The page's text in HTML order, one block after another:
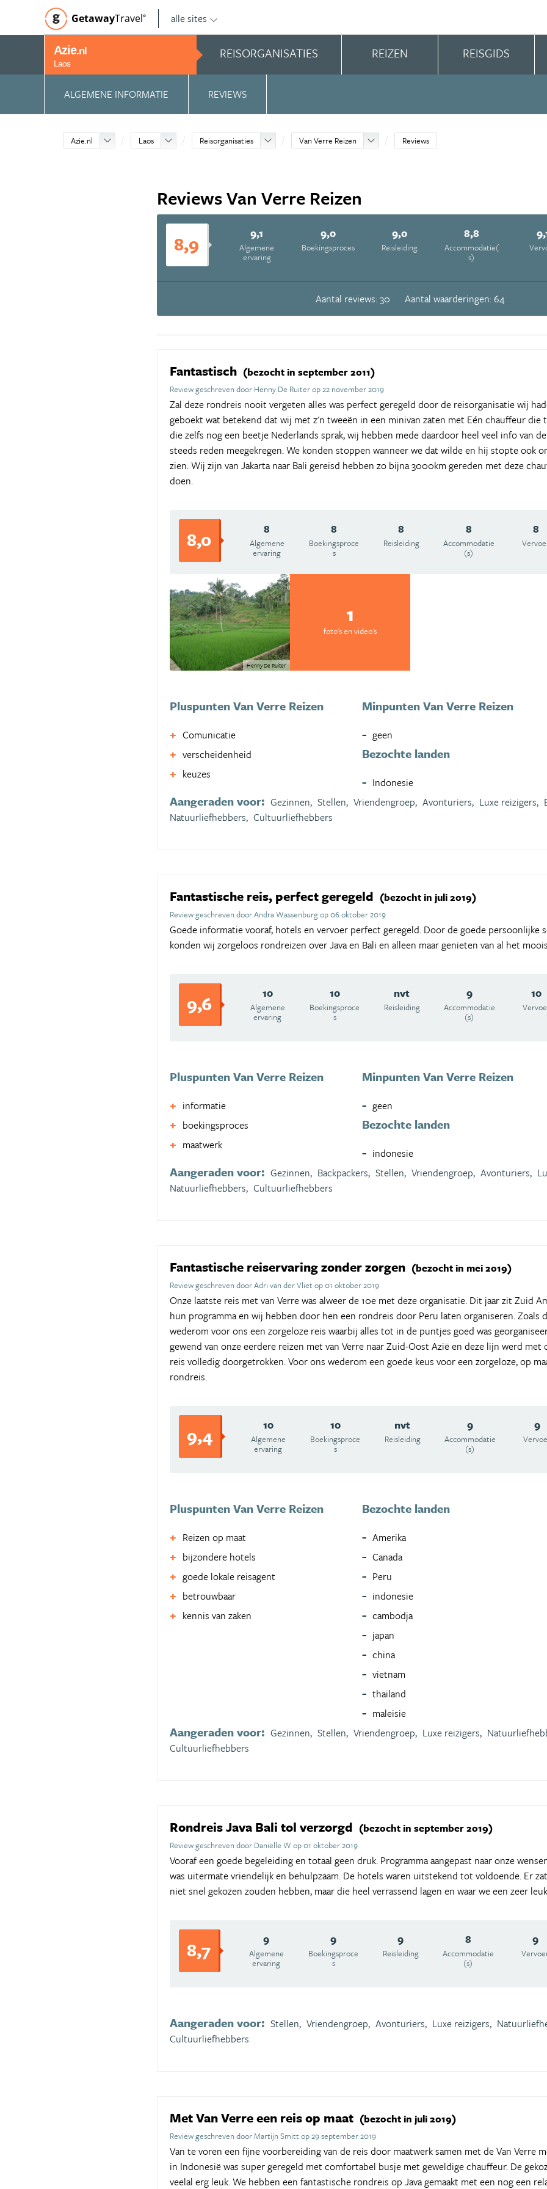
GetawayTravel© alle sites
Azie.nl
Laos
REISORGANISATIES REIZEN REISGIDS
ALGEMENE INFORMATIE REVIEWS
Azie.nl Laos Reisorganisaties Van Verre Reizen Reviews
Reviews Van Verre Reizen
8,9 9,1
Algemene
ervaring
9,0
Boekingsproces
9,0
Reisleiding
8,8
Accommodatie(
s)
Aantal reviews: 30 Aantal waarderingen: 64
Fantastisch (bezocht in september 2011)
Review geschreven door Henny De Ruiter op 22 november 2019
Zal deze rondreis nooit vergeten alles was perfect geregeld door de reisorganisatie wij
geboekt wat betekend dat wij met z'n tweeën in een minivan zaten met Eén chauffeur die
die zelfs nog een beetje Nederlands sprak, wij hebben mede daardoor heel veel info van
steeds reden meegekregen. We konden stoppen wanneer we dat wilde en hij stopte ook
zien. Wij zijn van Jakarta naar Bali gereisd hebben zo bijna 3000km gereden met deze
doen.
8,0 8
Algemene
ervaring
8
Boekingsproce
s
8
Reisleiding
8
Accommodatie
(s)
8
Henny De Ruiter
1
foto's en video's
Pluspunten Van Verre Reizen
Comunicatie
verscheidenheid
keuzes
Minpunten Van Verre Reizen
geen
Bezochte landen
Indonesie
Aangeraden voor: Gezinnen, Stellen, Vriendengroep, Avonturiers, Luxe reizigers,
Natuurliefhebbers, Cultuurliefhebbers
Fantastische reis, perfect geregeld (bezocht in juli 2019)
Review geschreven door Andra Wassenburg op 06 oktober 2019
Goede informatie vooraf, hotels en vervoer perfect geregeld. Door de goede persoonlijke
konden wij zorgeloos rondreizen over Java en Bali en alleen maar genieten van al het moois
9,6 10
Algemene
ervaring
10
Boekingsproce
s
nvt
Reisleiding
9
Accommodatie
(s)
10
Pluspunten Van Verre Reizen
informatie
boekingsproces
maatwerk
Minpunten Van Verre Reizen
geen
Bezochte landen
indonesie
Aangeraden voor: Gezinnen, Backpackers, Stellen, Vriendengroep, Avonturiers,
Natuurliefhebbers, Cultuurliefhebbers
Fantastische reiservaring zonder zorgen (bezocht in mei 2019)
Review geschreven door Adri van der Vliet op 01 oktober 2019
Onze laatste reis met van Verre was alweer de 10e met deze organisatie. Dit jaar zit Zuid
hun programma en wij hebben door hen een rondreis door Peru laten organiseren. Zoals
wederom voor ons een zorgeloze reis waarbij alles tot in de puntjes goed was
gewend van onze eerdere reizen met van Verre naar Zuid-Oost Azië en deze lijn werd met
reis volledig doorgetrokken. Voor ons wederom een goede keus voor een zorgeloze, op
rondreis.
9,4 10
Algemene
ervaring
10
Boekingsproce
s
nvt
Reisleiding
9
Accommodatie
(s)
9
Pluspunten Van Verre Reizen
Reizen op maat
bijzondere hotels
goede lokale reisagent
betrouwbaar
kennis van zaken
Bezochte landen
Amerika
Canada
Peru
indonesie
cambodja
japan
china
vietnam
thailand
maleisie
Aangeraden voor: Gezinnen, Stellen, Vriendengroep, Luxe reizigers,
Cultuurliefhebbers
Rondreis Java Bali tol verzorgd (bezocht in september 2019)
Review geschreven door Danielle W op 01 oktober 2019
Vooraf een goede begeleiding en totaal geen druk. Programma aangepast naar onze
was uitermate vriendelijk en behulpzaam. De hotels waren uitstekend tot voldoende. Er
niet snel gekozen zouden hebben, maar die heel verrassend lagen en waar we een zeer
8,7 9
Algemene
ervaring
9
Boekingsproce
s
9
Reisleiding
8
Accommodatie
(s)
9
Aangeraden voor: Stellen, Vriendengroep, Avonturiers, Luxe reizigers,
Cultuurliefhebbers
Met Van Verre een reis op maat (bezocht in juli 2019)
Review geschreven door Martijn Smitt op 29 september 2019
Van te voren een fijne voorbereiding van de reis door maatwerk samen met de Van Verre
in Indonesië was super geregeld met comfortabel busje met geweldige chauffeur. De
veelal erg leuk. We hebben een fantastische rondreis op Java gemaakt met een nog een